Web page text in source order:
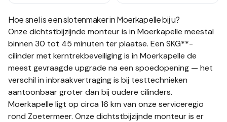
Hoe snel is een slotenmaker inMoerkapellebij u?
Onze dichtstbijzijnde monteur is in Moerkapelle meestal
binnen 30 tot 45 minuten ter plaatse. Een SKG**-
cilinder met kerntrekbeveiliging is in Moerkapelle de
meest gevraagde upgrade na een spoedopening — het
verschil in inbraakvertraging is bij testtechnieken
aantoonbaar groter dan bij oudere cilinders.
Moerkapelle ligt op circa 16 km van onze serviceregio
rond Zoetermeer. Onze dichtstbijzijnde monteur is er